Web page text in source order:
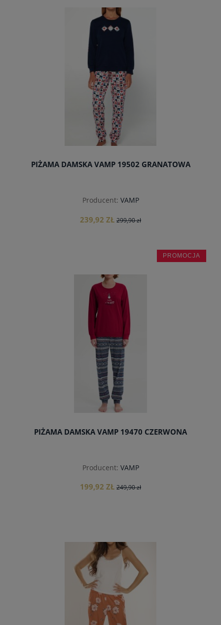
do koszyka
PIŻAMA DAMSKA VAMP 19502 GRANATOWA
Producent: VAMP
239,92 ZŁ 299,90 zł
do koszyka
PIŻAMA DAMSKA VAMP 19470 CZERWONA
Producent: VAMP
199,92 ZŁ 249,90 zł
do koszyka
PROMOCJA